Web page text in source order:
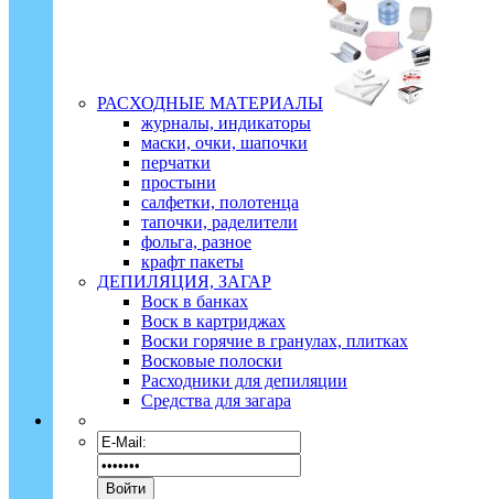
РАСХОДНЫЕ МАТЕРИАЛЫ
журналы, индикаторы
маски, очки, шапочки
перчатки
простыни
салфетки, полотенца
тапочки, раделители
фольга, разное
крафт пакеты
ДЕПИЛЯЦИЯ, ЗАГАР
Воск в банках
Воск в картриджах
Воски горячие в гранулах, плитках
Восковые полоски
Расходники для депиляции
Средства для загара